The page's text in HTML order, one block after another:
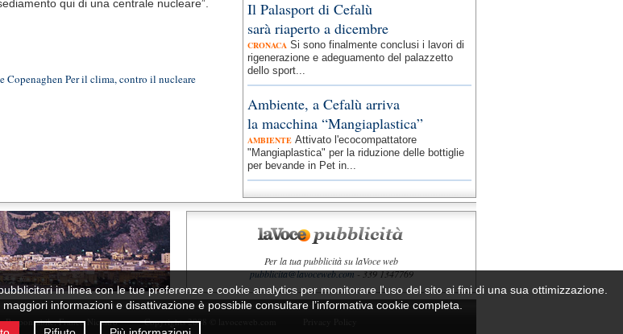
qui di una centrale nucleare”.
Copenaghen Per il clima, contro il nucleare
Il Palasport di Cefalù
sarà riaperto a dicembre
CRONACA Si sono finalmente conclusi i lavori di
rigenerazione e adeguamento del palazzetto
dello sport...
Ambiente, a Cefalù arriva
la macchina “Mangiaplastica”
AMBIENTE Attivato l'ecocompattatore
"Mangiaplastica" per la riduzione delle bottiglie
per bevande in Pet in...
Per la tua pubblicità su laVoce web
pubblicita@lavoceweb.com- 339 1347769
Responsabile:Franco Nicastro Copyrights 2008 © lavoceweb.com
in linea con le tue preferenze e cookie analytics per monitorare l'uso del sito ai fini di una sua ottimizzazione.
informazioni e disattivazione è possibile consultare l’informativa cookie completa.